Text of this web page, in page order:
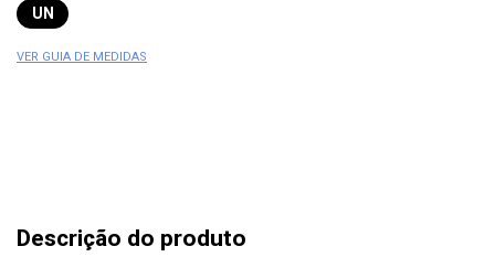
UN
VER GUIA DE MEDIDAS
Descrição do produto